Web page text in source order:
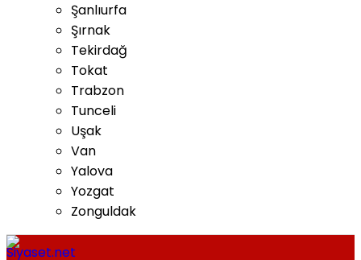
Şanlıurfa
Şırnak
Tekirdağ
Tokat
Trabzon
Tunceli
Uşak
Van
Yalova
Yozgat
Zonguldak